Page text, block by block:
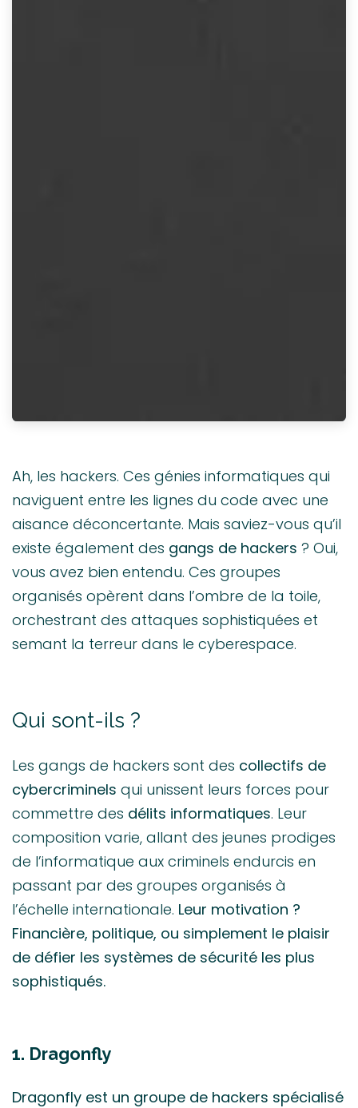
Ah, les hackers. Ces génies informatiques qui
naviguent entre les lignes du code avec une
aisance déconcertante. Mais saviez-vous qu’il
existe également des gangs de hackers ? Oui,
vous avez bien entendu. Ces groupes
organisés opèrent dans l’ombre de la toile,
orchestrant des attaques sophistiquées et
semant la terreur dans le cyberespace.
Qui sont-ils ?
Les gangs de hackers sont des collectifs de
cybercriminels qui unissent leurs forces pour
commettre des délits informatiques. Leur
composition varie, allant des jeunes prodiges
de l’informatique aux criminels endurcis en
passant par des groupes organisés à
l’échelle internationale. Leur motivation ?
Financière, politique, ou simplement le plaisir
de défier les systèmes de sécurité les plus
sophistiqués.
1. Dragonfly
Dragonfly est un groupe de hackers spécialisé